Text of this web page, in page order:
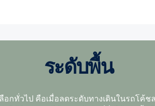
ระดับพื้น
กทั่วไป คือเมื่อลดระดับทางเดินในรถโค้